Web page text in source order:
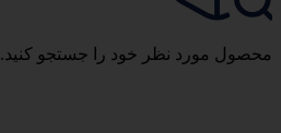
محصول مورد نظر خود را جستجو کنید.